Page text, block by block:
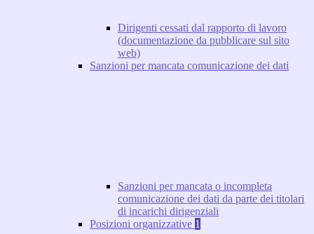
Dirigenti cessati dal rapporto di lavoro
(documentazione da pubblicare sul sito
web)
Sanzioni per mancata comunicazione dei dati
Sanzioni per mancata o incompleta
comunicazione dei dati da parte dei titolari
di incarichi dirigenziali
Posizioni organizzative 1